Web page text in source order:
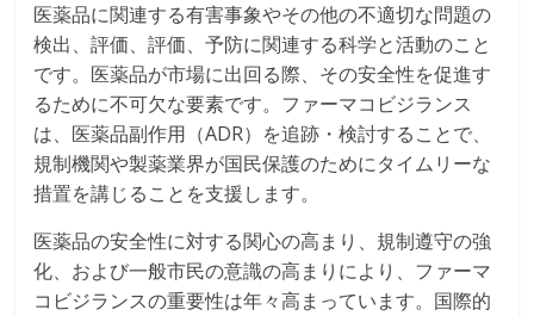
医薬品に関連する有害事象やその他の不適切な問題の
検出、評価、評価、予防に関連する科学と活動のこと
です。医薬品が市場に出回る際、その安全性を促進す
るために不可欠な要素です。ファーマコビジランス
は、医薬品副作用（ADR）を追跡・検討することで、
規制機関や製薬業界が国民保護のためにタイムリーな
措置を講じることを支援します。
医薬品の安全性に対する関心の高まり、規制遵守の強
化、および一般市民の意識の高まりにより、ファーマ
コビジランスの重要性は年々高まっています。国際的